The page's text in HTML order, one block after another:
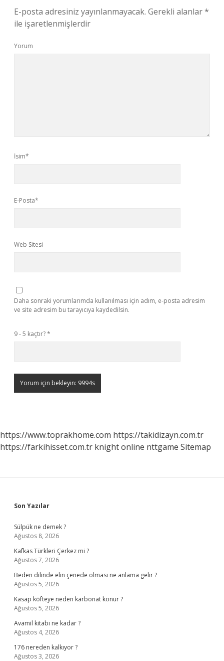
E-posta adresiniz yayınlanmayacak. Gerekli alanlar*
ile işaretlenmişlerdir
Yorum
İsim*
E-Posta*
Web Sitesi
Daha sonraki yorumlarımda kullanılması için adım, e-posta adresim
ve site adresim bu tarayıcıya kaydedilsin.
9 - 5 kaçtır?*
https://www.toprakhome.com https://takidizayn.com.tr
https://farkihisset.com.tr knight online nttgame Sitemap
Sidebar
Son Yazılar
Sülpük ne demek ?
Ağustos 8, 2026
Kafkas Türkleri Çerkez mi ?
Ağustos 7, 2026
Beden dilinde elin çenede olması ne anlama gelir ?
Ağustos 5, 2026
Kasap köfteye neden karbonat konur ?
Ağustos 5, 2026
Avamil kitabı ne kadar ?
Ağustos 4, 2026
176 nereden kalkıyor ?
Ağustos 3, 2026